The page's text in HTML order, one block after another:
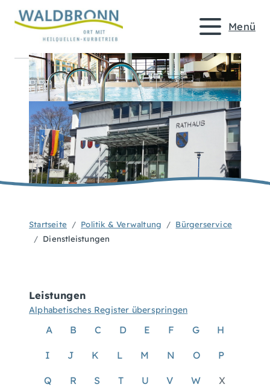
Menü
Startseite Politik & Verwaltung
Bürgerservice
Dienstleistungen
Leistungen
Alphabetisches Register überspringen
A B C D E F G H
I J K L M N O P
Q R S T U V W X